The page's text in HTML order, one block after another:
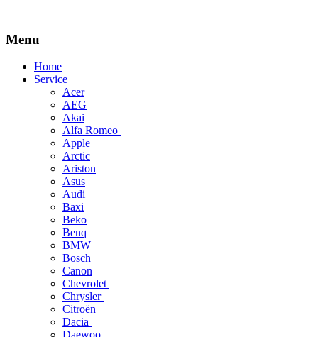
Menu
Skip
Home
Service
Acer
AEG
Akai
Alfa Romeo
Apple
Arctic
Ariston
Asus
Audi
Baxi
Beko
Benq
BMW
Bosch
Canon
Chevrolet
Chrysler
Citroën
Dacia